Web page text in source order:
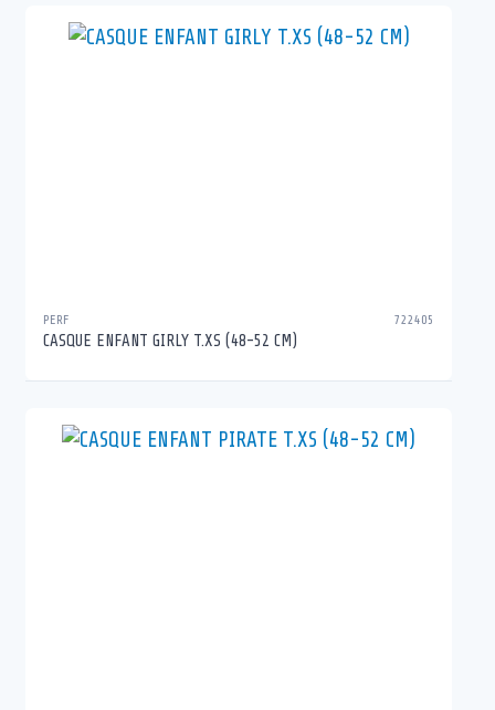
PERF 722405
CASQUE ENFANT GIRLY T.XS (48-52 CM)